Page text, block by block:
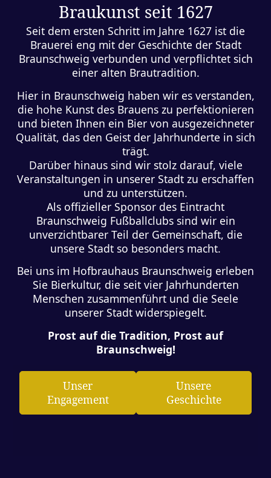
Braukunst seit 1627
Seit dem ersten Schritt im Jahre 1627 ist die
Brauerei eng mit der Geschichte der Stadt
Braunschweig verbunden und verpflichtet sich
einer alten Brautradition.
Hier in Braunschweig haben wir es verstanden,
die hohe Kunst des Brauens zu perfektionieren
und bieten Ihnen ein Bier von ausgezeichneter
Qualität, das den Geist der Jahrhunderte in sich
trägt.
Darüber hinaus sind wir stolz darauf, viele
Veranstaltungen in unserer Stadt zu erschaffen
und zu unterstützen.
Als offizieller Sponsor des Eintracht
Braunschweig Fußballclubs sind wir ein
unverzichtbarer Teil der Gemeinschaft, die
unsere Stadt so besonders macht.
Bei uns im Hofbrauhaus Braunschweig erleben
Sie Bierkultur, die seit vier Jahrhunderten
Menschen zusammenführt und die Seele
unserer Stadt widerspiegelt.
Prost auf die Tradition, Prost auf
Braunschweig!
Unser
Engagement
Unsere
Geschichte